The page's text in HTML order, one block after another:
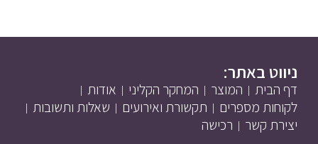
ניווט באתר:
דף הבית המוצר המחקר הקליני
אודות
לקוחות מספרים
תקשורת ואירועים
שאלות ותשובות
יצירת קשר
רכישה